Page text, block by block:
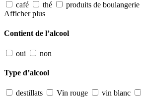
café
thé
produits de boulangerie
Afficher plus
Contient de l’alcool
oui non
Type d’alcool
destillats Vin rouge vin blanc